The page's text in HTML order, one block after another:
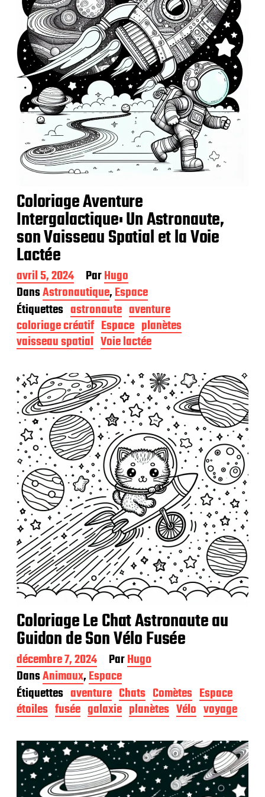
Coloriage Aventure
Intergalactique: Un Astronaute,
son Vaisseau Spatial et la Voie
Lactée
D
a
t
e
d
e
p
l
i
c
a
o
n
avril 5, 2024 ParHugo
DansAstronautique,Espace
Étiquettes astronaute aventure
coloriage créatif Espace planètes
vaisseau spatial Voie lactée
Coloriage Le Chat Astronaute au
Guidon de Son Vélo Fusée
D
a
t
e
d
e
u
c
décembre 7, 2024 ParHugo
DansAnimaux,Espace
Étiquettes aventure Chats Comètes Espace
étoiles fusée galaxie planètes Vélo voyage